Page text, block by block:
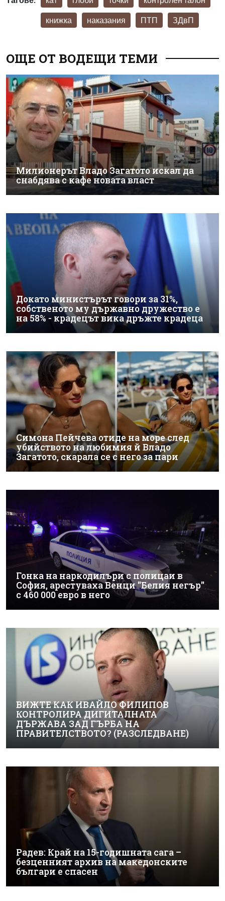
книжка наказания ПТП ЗДвП
ОЩЕ ОТ ВОДЕЩИ ТЕМИ
Милионерът Владо Загатото искал да
снабдява с кафе новата власт
Докато министърът говори за 31%,
собственото му държавно дружество е
на 58% - крадецът вика дръжте крадеца
Симона Пейчева отиде на море след
убийството на любимия й Владо
Загатото, скарала се с него за пари
Гонка на наркодилъри с полицаи в
София, арестуваха Венци "Белия негър"
с 460 000 евро в него
ВИЖТЕ КАК ИВАЙЛО ФИЛИПОВ
КОНТРОЛИРА ДИГИТАЛНАТА
ДЪРЖАВА ЗАД ГЪРБА НА
ПРАВИТЕЛСТВОТО? (РАЗСЛЕДВАНЕ)
Радев: Край на 15-годишната сага –
безценният архив на македонските
българи е спасен